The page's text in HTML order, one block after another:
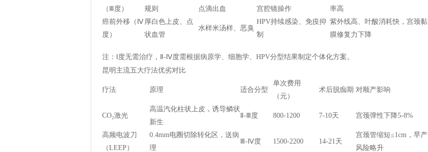
（Ⅲ度）
规则
点滴出血
宫腔镜操作
率高
癌前外移（Ⅳ
度）
厚白色上皮、点
状血管
水样米汤样、恶臭
HPV持续感染、免疫抑
制
紫外线高、叶酸消耗快，宫颈黏
膜修复力下降
注：Ⅰ度无需治疗，Ⅱ-Ⅳ度需根据病原学、细胞学、HPV分型结果制定个体化方案。
昆明主流五大疗法优劣对比
疗法 原理 适合分型
单次费用
（元）
术后脱痂期 对顺产影响
CO₂激光
高温汽化柱状上皮，诱导鳞状
新生
Ⅱ-Ⅲ度 800-1200 7-10天 宫颈弹性下降5-8%
高频电波刀
（LEEP）
0.4mm电圈切除转化区，送病
理
Ⅲ-Ⅳ度 1500-2200 14-21天
宫颈管缩短≤1cm，早产
风险略升